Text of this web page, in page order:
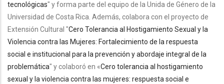
tecnológicas" y forma parte del equipo de la Unida de Género de la
Universidad de Costa Rica. Además, colabora con el proyecto de
Extensión Cultural "Cero Tolerancia al Hostigamiento Sexual y la
Violencia contra las Mujeres: Fortalecimiento de la respuesta
social e institucional para la prevención y abordaje integral de la
problemática" y colaboró en «Cero tolerancia al hostigamiento
sexual y la violencia contra las mujeres: respuesta social e